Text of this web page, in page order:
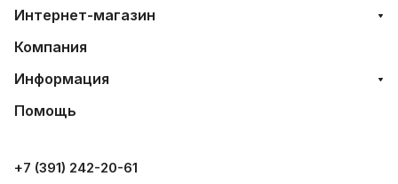
Интернет-магазин
Компания
Информация
Помощь
+7 (391) 242-20-61